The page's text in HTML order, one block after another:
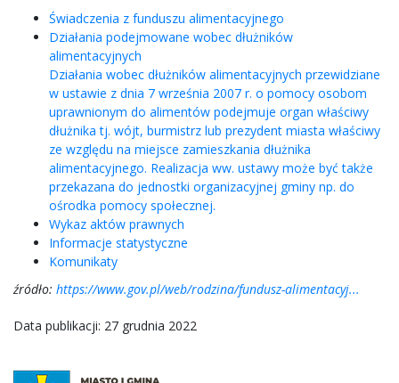
Świadczenia z funduszu alimentacyjnego
Działania podejmowane wobec dłużników
alimentacyjnych
Działania wobec dłużników alimentacyjnych przewidziane
w ustawie z dnia 7 września 2007 r. o pomocy osobom
uprawnionym do alimentów podejmuje organ właściwy
dłużnika tj. wójt, burmistrz lub prezydent miasta właściwy
ze względu na miejsce zamieszkania dłużnika
alimentacyjnego. Realizacja ww. ustawy może być także
przekazana do jednostki organizacyjnej gminy np. do
ośrodka pomocy społecznej.
Wykaz aktów prawnych
Informacje statystyczne
Komunikaty
źródło: https://www.gov.pl/web/rodzina/fundusz-alimentacyj...
Data publikacji: 27 grudnia 2022